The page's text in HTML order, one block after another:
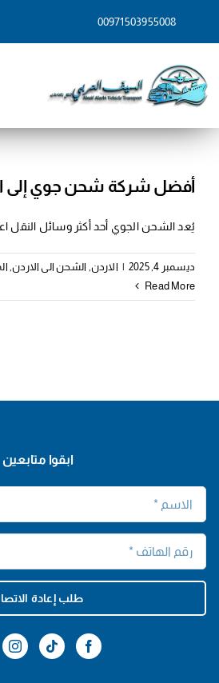
00971503955008
أفضل شركة شحن جوي إلى
يُعد الشحن الجوي أحد أكثر وسائل النقل
ديسمبر 4, 2025 | الاردن الشحن الى الاردن,
Read More
ابقوا متابعين
طلب إعادة